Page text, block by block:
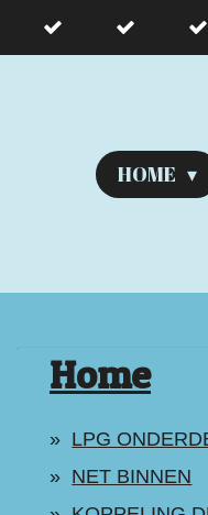
HOME
Home
LPG
NET BINNEN